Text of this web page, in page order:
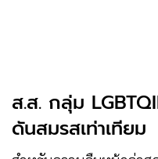
ส.ส. กลุ่ม
ดันสมรสเท่าเทียม